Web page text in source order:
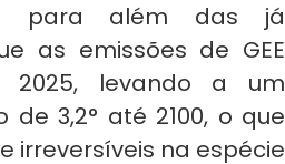
para além das já
as emissões de GEE
levando a um
3,2° até 2100, o que
irreversíveis na espécie